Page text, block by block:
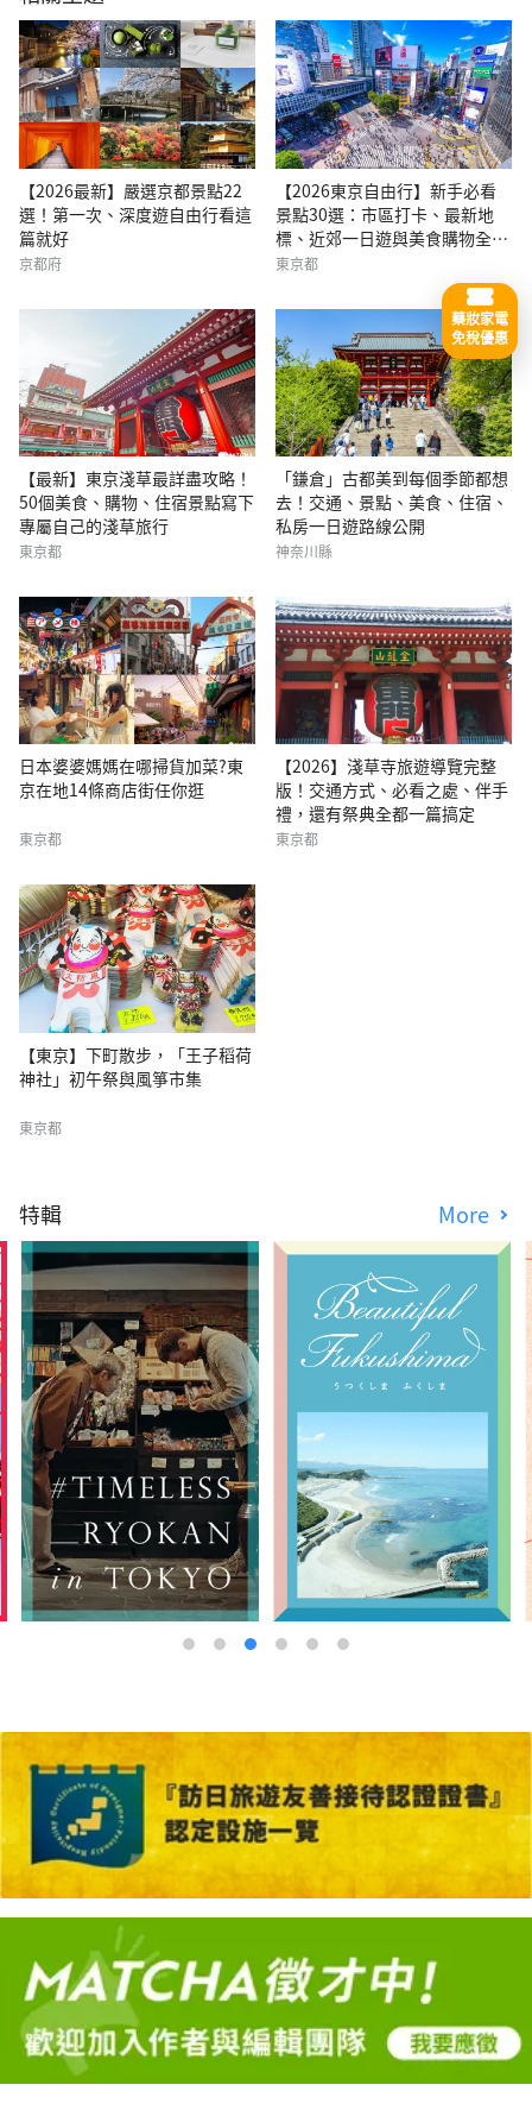
【2026最新】嚴選京都景點22
選！第一次、深度遊自由行看這
篇就好
京都府
【2026東京自由行】新手必看
景點30選：市區打卡、最新地
標、近郊一日遊與美食購物全攻
略
東京都
【最新】東京淺草最詳盡攻略！
50個美食、購物、住宿景點寫下
專屬自己的淺草旅行
東京都
「鎌倉」古都美到每個季節都想
去！交通、景點、美食、住宿、
私房一日遊路線公開
神奈川縣
日本婆婆媽媽在哪掃貨加菜?東
京在地14條商店街任你逛
東京都
【2026】淺草寺旅遊導覽完整
版！交通方式、必看之處、伴手
禮，還有祭典全都一篇搞定
東京都
【東京】下町散步，「王子稻荷
神社」初午祭與風箏市集
東京都
特輯 More
藥妝家電
免稅優惠